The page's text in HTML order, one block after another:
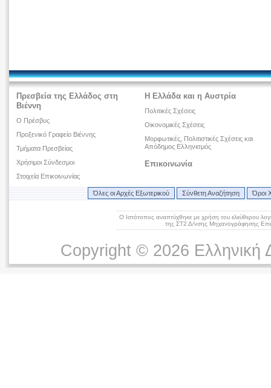
Πρεσβεία της Ελλάδος στη
Βιέννη
O Πρέσβυς
Προξενικό Γραφείο Βιέννης
Τμήματα Πρεσβείας
Χρήσιμοι Σύνδεσμοι
Στοιχεία Επικοινωνίας
Η Ελλάδα και η Αυστρία
Πολιτικές Σχέσεις
Οικονομικές Σχέσεις
Μορφωτικές, Πολιτιστικές Σχέσεις και
Απόδημος Ελληνισμός
Επικοινωνία
Όλες οι Αρχές Εξωτερικού Σύνθετη Αναζήτηση Όροι
Ο Ιστότοπος αναπτύχθηκε με χρήση του ελεύθερου
της ΣΤ2 Δ/νσης Μηχανογράφησης
Copyright © 2026